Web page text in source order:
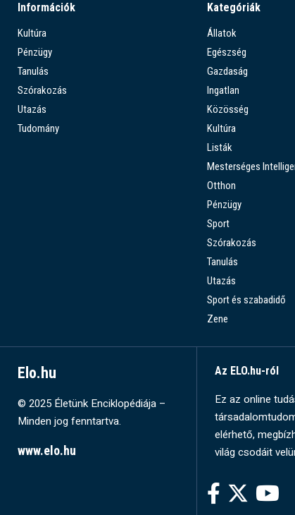
Információk
Kultúra
Pénzügy
Tanulás
Szórakozás
Utazás
Tudomány
Kategóriák
Állatok
Egészség
Gazdaság
Ingatlan
Közösség
Kultúra
Listák
Mesterséges
Otthon
Pénzügy
Sport
Szórakozás
Tanulás
Utazás
Sport és szabadidő
Zene
Elo.hu
© 2025 Életünk Enciklopédiája –
Minden jog fenntartva.
www.elo.hu
Az ELO.hu-ról
Ez az online
elérhető,
világ csodáit